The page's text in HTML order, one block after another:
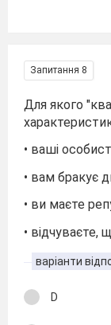
Запитання 8
Для якого
• ваші
• вам бракує
• ви маєте
•
варіанти
D